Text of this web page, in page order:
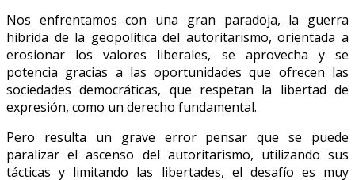
Nos enfrentamos con una gran paradoja, la guerra
hibrida de la geopolítica del autoritarismo, orientada a
erosionar los valores liberales, se aprovecha y se
potencia gracias a las oportunidades que ofrecen las
sociedades democráticas, que respetan la libertad de
expresión, como un derecho fundamental.
Pero resulta un grave error pensar que se puede
paralizar el ascenso del autoritarismo, utilizando sus
tácticas y limitando las libertades, el desafío es muy